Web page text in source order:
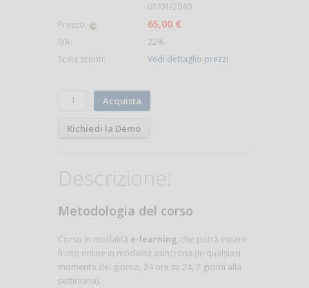
01/01/2040
Prezzo:
65,00 €
IVA:
22%
Scala sconti:
Vedi dettaglio prezzi
Acquista
Richiedi la Demo
Descrizione:
Metodologia del corso
Corso in modalità e-learning, che potrà essere
fruito online in modalità asincrona (in qualsiasi
momento del giorno, 24 ore su 24, 7 giorni alla
settimana).